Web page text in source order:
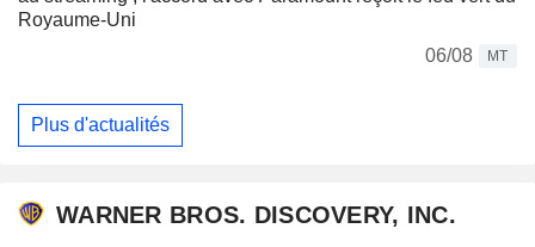
Royaume-Uni
06/08
MT
Plus d'actualités
WARNER BROS. DISCOVERY, INC.